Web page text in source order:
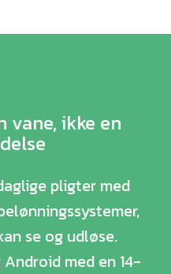
vane, ikke en
pligter med
se og udløse.
med en 14-